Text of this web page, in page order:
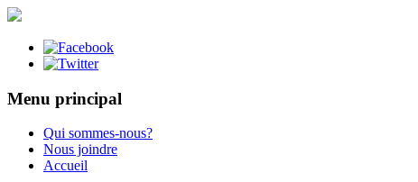
Menu principal
Qui sommes-nous?
Nous joindre
Accueil